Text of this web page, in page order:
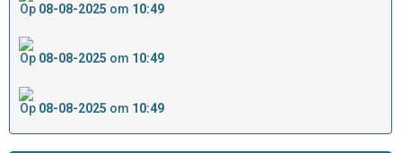
Op 08-08-2025 om 10:49
Op 08-08-2025 om 10:49
Op 08-08-2025 om 10:49